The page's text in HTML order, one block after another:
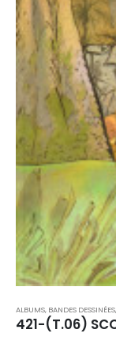
ALBUMS, BANDES DESSINÉES,
421-(T.06)